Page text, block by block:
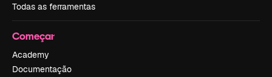
Todas as ferramentas
Começar
Academy
Documentação